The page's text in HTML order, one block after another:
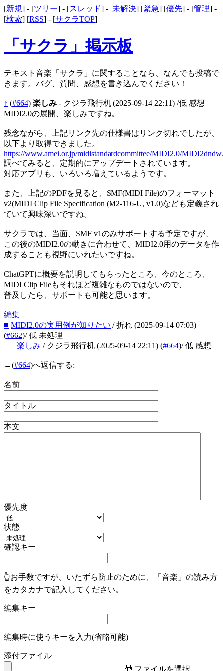
[新規] - [ツリー] - [スレッド] - [未解決] [緊急] [優先] - [管理] -
[検索] [RSS] - [サクラTOP]
「サクラ」掲示板
テキスト音楽「サクラ」に関することなら、なんでも投稿で
きます。バグ、質問、感想を書き込んでください！
↑ (#664) 楽しみ - クジラ飛行机 (2025-09-14 22:11) /低 感想
MIDI2.0の展開、楽しみですね。
残念ながら、上記リンク先の仕様書はリンク切れでしたが、
以下より取得できました。
https://www.amei.or.jp/midistandardcommittee/MIDI2.0/
調べてみると、定期的にアップデートされています。
対応アプリも、いろいろ増えているようです。
また、上記のPDFを見ると、SMF(MIDI File)のフォーマット
v2(MIDI Clip File Specification (M2-116-U, v1.0)なども定義され
ていて興味深いですね。
サクラでは、当面、SMF v1のみサポートする予定ですが、
この後のMIDI2.0の動きに合わせて、MIDI2.0用のデータを作
成することも視野にいれたいですね。
ChatGPTに概要を説明してもらったところ、今のところ、
MIDI Clip Fileもそれほど複雑なものではないので、
普及したら、サポートも可能と思います。
編集
■ MIDI2.0の実用例が知りたい / 折れ (2025-09-14 07:03)
(#662)/ 低 未処理
楽しみ / クジラ飛行机 (2025-09-14 22:11) (#664)/ 低 感想
→(#664)へ返信する:
名前
タイトル
本文
優先度
状態
確認キー
👆お手数ですが、いたずら防止のために、「音楽」の読み方
をカタカナで記入してください。
編集キー
編集時に使うキーを入力(省略可能)
添付ファイル
🎁 ファイルを選択...